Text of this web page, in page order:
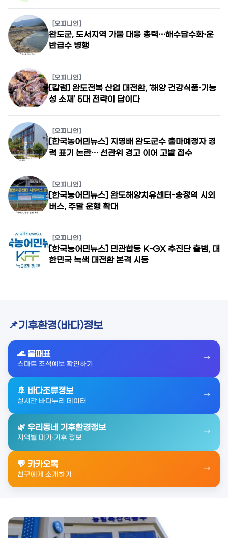
[오피니언]
완도군, 도서지역 가뭄 대응 총력…해수담수화·운
반급수 병행
[오피니언]
[칼럼] 완도전복 산업 대전환, ‘해양 건강식품·기능
성 소재’ 5대 전략이 답이다
[오피니언]
[한국농어민뉴스] 지영배 완도군수 출마예정자 경
력 표기 논란… 선관위 경고 이어 고발 접수
[오피니언]
[한국농어민뉴스] 완도해양치유센터-송정역 시외
버스, 주말 운행 확대
[오피니언]
[한국농어민뉴스] 민관합동 K-GX 추진단 출범, 대
한민국 녹색 대전환 본격 시동
기후환경(바다)정보
🌊 물때표
스마트 조석예보 확인하기 →
🚢 바다조류정보
실시간 바다누리 데이터 →
🌿 우리동네 기후환경정보
지역별 대기·기후 정보 →
💬 카카오톡
친구에게 소개하기 →